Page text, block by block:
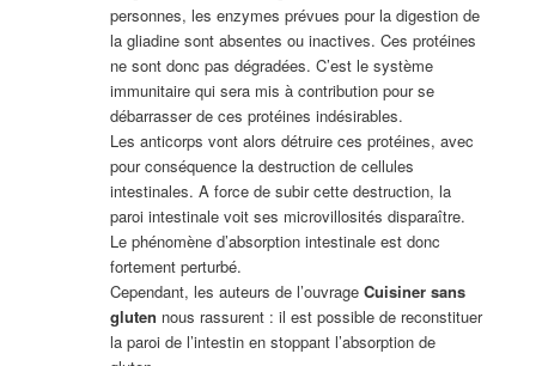
personnes, les enzymes prévues pour la digestion de
la gliadine sont absentes ou inactives. Ces protéines
ne sont donc pas dégradées. C’est le système
immunitaire qui sera mis à contribution pour se
débarrasser de ces protéines indésirables.
Les anticorps vont alors détruire ces protéines, avec
pour conséquence la destruction de cellules
intestinales. A force de subir cette destruction, la
paroi intestinale voit ses microvillosités disparaître.
Le phénomène d’absorption intestinale est donc
fortement perturbé.
Cependant, les auteurs de l’ouvrageCuisiner sans
gluten nous rassurent : il est possible de reconstituer
la paroi de l’intestin en stoppant l’absorption de